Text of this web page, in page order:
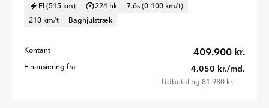
El (515 km) 224 hk
7.6s (0-100 km/t)
210 km/t
Baghjulstræk
Kontant 409.900 kr.
Finansiering fra 4.050 kr./md.
Udbetaling 81.980 kr.